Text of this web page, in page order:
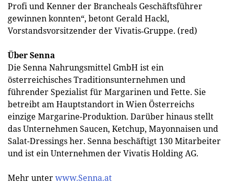
Profi und Kenner der Brancheals Geschäftsführer
gewinnen konnten“, betont Gerald Hackl,
Vorstandsvorsitzender der Vivatis‐Gruppe. (red)
Über Senna
Die Senna Nahrungsmittel GmbH ist ein
österreichisches Traditionsunternehmen und
führender Spezialist für Margarinen und Fette. Sie
betreibt am Hauptstandort in Wien Österreichs
einzige Margarine-Produktion. Darüber hinaus stellt
das Unternehmen Saucen, Ketchup, Mayonnaisen und
Salat-Dressings her. Senna beschäftigt 130 Mitarbeiter
und ist ein Unternehmen der Vivatis Holding AG.
Mehr unterwww.Senna.at